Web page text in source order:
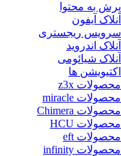
پرش به محتوا
آنلاک آیفون
سرویس ریجستری
آنلاک اندروید
آنلاک شیائومی
اکتیویشن ها
محصولات z3x
محصولات miracle
محصولات Chimera
محصولات HCU
محصولات eft
محصولات infinity